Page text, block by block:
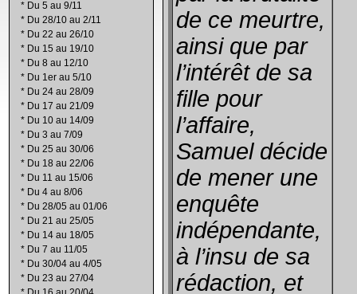
* Du 5 au 9/11
* Du 28/10 au 2/11
* Du 22 au 26/10
* Du 15 au 19/10
* Du 8 au 12/10
* Du 1er au 5/10
* Du 24 au 28/09
* Du 17 au 21/09
* Du 10 au 14/09
* Du 3 au 7/09
* Du 25 au 30/06
* Du 18 au 22/06
* Du 11 au 15/06
* Du 4 au 8/06
* Du 28/05 au 01/06
* Du 21 au 25/05
* Du 14 au 18/05
* Du 7 au 11/05
* Du 30/04 au 4/05
* Du 23 au 27/04
de ce meurtre,
ainsi que par
l’intérêt de sa
fille pour
l’affaire,
Samuel décide
de mener une
enquête
indépendante,
à l’insu de sa
rédaction, et